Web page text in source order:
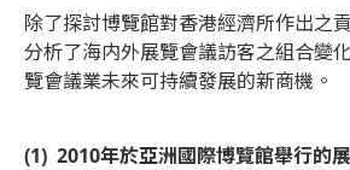
除了探討博覽館對香港經濟所作出之
分析了海内外展覽會議訪客之組合變
覽會議業未來可持續發展的新商機。
(1) 2010年於亞洲國際博覽館舉行的